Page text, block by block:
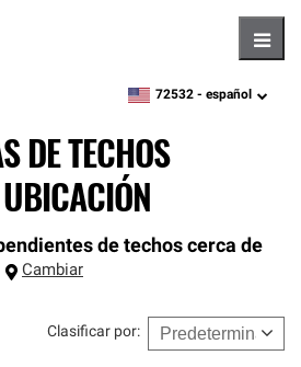
zipcode,language
72532 - español
DE TECHOS
de techos cerca de
Cambiar
Clasificar por: